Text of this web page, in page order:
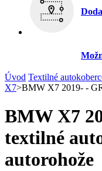
Úvod Textilné
X7>BMW X7 2019- -
BMW X7
textilné
autorohože